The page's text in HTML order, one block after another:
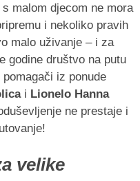
malom djecom ne mora
i nekoliko pravih
malo uživanje – i za
godine društvo na putu
iz ponude
i Lionelo Hanna
ne prestaje i
velike